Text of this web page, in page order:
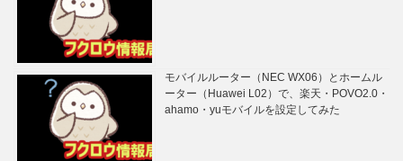
モバイルルーター（NEC WX06）とホームル
ーター（Huawei L02）で、楽天・POVO2.0・
ahamo・yuモバイルを設定してみた